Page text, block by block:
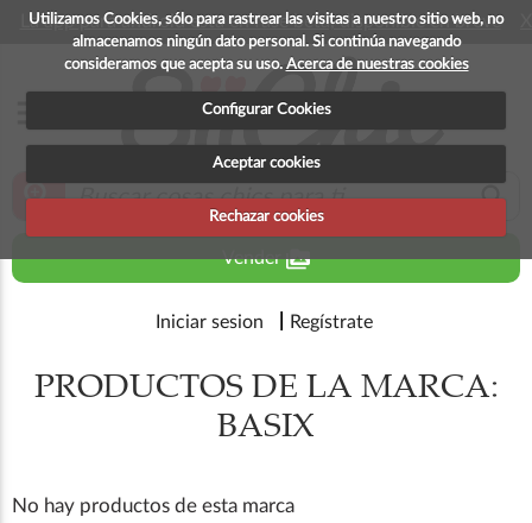
Utilizamos Cookies, sólo para rastrear las visitas a nuestro sitio web, no
almacenamos ningún dato personal. Si continúa navegando
consideramos que acepta su uso. Acerca de nuestras cookies
Configurar Cookies
Aceptar cookies
Rechazar cookies
La app para android esta en fase beta, disponible en breve
zoom_in search
Venderperm_media
Iniciar sesion Regístrate
PRODUCTOS DE LA MARCA:
BASIX
No hay productos de esta marca